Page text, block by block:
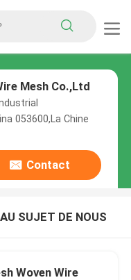
Mesh Co.,Ltd
053600,La Chine
Contact
AU SUJET DE NOUS
Woven Wire